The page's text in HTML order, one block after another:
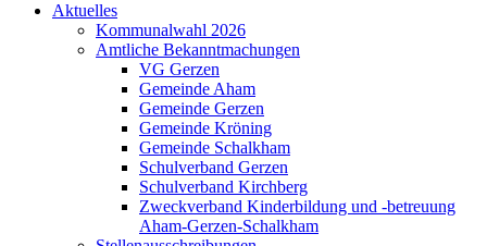
Aktuelles
Kommunalwahl 2026
Amtliche Bekanntmachungen
VG Gerzen
Gemeinde Aham
Gemeinde Gerzen
Gemeinde Kröning
Gemeinde Schalkham
Schulverband Gerzen
Schulverband Kirchberg
Zweckverband Kinderbildung und -betreuung
Aham-Gerzen-Schalkham